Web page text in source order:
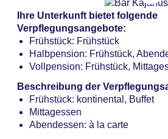
Zahlungsarten: TUI Card / VISA,
American Express, EC Karte/
Haustier: Hund erlaubt: ohne
notwendig, Katze erlaubt: ohne
notwendig
Parkmöglichkeiten: Parkplatz
unbewacht: ohne Gebühr,
nicht notwendig, Stellplätze,
Gebühr, Anfrage &
Ihre Unterkunft bietet folgende
Verpflegungsangebote:
Frühstück: Frühstück
Halbpension: Frühstück,
Vollpension: Frühstück,
Beschreibung der
Frühstück: kontinental, Buffet
Mittagessen
Abendessen: à la carte